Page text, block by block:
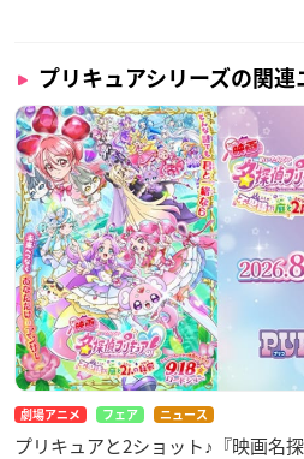
プリキュアシリーズの関連
劇場アニメ フェア ニュース
プリキュアと2ショット♪『映画名